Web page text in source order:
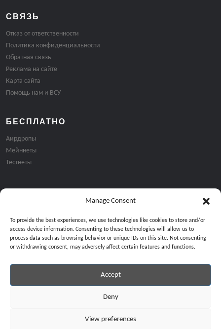
Manage Consent
To provide the best experiences, we use technologies like cookies to store and/or
access device information. Consenting to these technologies will allow us to
process data such as browsing behavior or unique IDs on this site. Not consenting
or withdrawing consent, may adversely affect certain features and functions.
Accept
Deny
View preferences
СВЯЗЬ
Отказ от ответственности
Политика конфиденциальности
Обратная связь
Реклама на сайте
Карта сайта
Помощь нам и ВСУ
БЕСПЛАТНО
Аирдропы
Мейннеты
Тестнеты
Подписка на email рассылку:
Продолжая, вы соглашаетесь с нашей политикой
Copyright © 2024 All Rights Reserved by